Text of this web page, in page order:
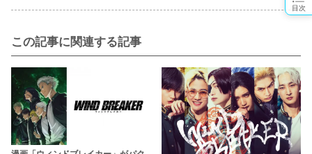
目次
この記事に関連する記事